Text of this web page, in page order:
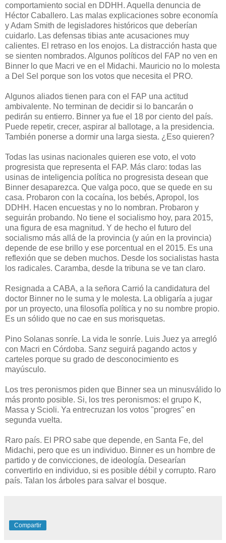
comportamiento social en DDHH. Aquella denuncia de
Héctor Caballero. Las malas explicaciones sobre economía
y Adam Smith de legisladores históricos que deberían
cuidarlo. Las defensas tibias ante acusaciones muy
calientes. El retraso en los enojos. La distracción hasta que
se sienten nombrados. Algunos políticos del FAP no ven en
Binner lo que Macri ve en el Midachi. Mauricio no lo molesta
a Del Sel porque son los votos que necesita el PRO.
Algunos aliados tienen para con el FAP una actitud
ambivalente. No terminan de decidir si lo bancarán o
pedirán su entierro. Binner ya fue el 18 por ciento del país.
Puede repetir, crecer, aspirar al ballotage, a la presidencia.
También ponerse a dormir una larga siesta. ¿Eso quieren?
Todas las usinas nacionales quieren ese voto, el voto
progresista que representa el FAP. Más claro: todas las
usinas de inteligencia política no progresista desean que
Binner desaparezca. Que valga poco, que se quede en su
casa. Probaron con la cocaína, los bebés, Apropol, los
DDHH. Hacen encuestas y no lo nombran. Probaron y
seguirán probando. No tiene el socialismo hoy, para 2015,
una figura de esa magnitud. Y de hecho el futuro del
socialismo más allá de la provincia (y aún en la provincia)
depende de ese brillo y ese porcentual en el 2015. Es una
reflexión que se deben muchos. Desde los socialistas hasta
los radicales. Caramba, desde la tribuna se ve tan claro.
Resignada a CABA, a la señora Carrió la candidatura del
doctor Binner no le suma y le molesta. La obligaría a jugar
por un proyecto, una filosofía política y no su nombre propio.
Es un sólido que no cae en sus morisquetas.
Pino Solanas sonríe. La vida le sonríe. Luis Juez ya arregló
con Macri en Córdoba. Sanz seguirá pagando actos y
carteles porque su grado de desconocimiento es
mayúsculo.
Los tres peronismos piden que Binner sea un minusválido lo
más pronto posible. Si, los tres peronismos: el grupo K,
Massa y Scioli. Ya entrecruzan los votos "progres" en
segunda vuelta.
Raro país. El PRO sabe que depende, en Santa Fe, del
Midachi, pero que es un individuo. Binner es un hombre de
partido y de convicciones, de ideología. Desearían
convertirlo en individuo, si es posible débil y corrupto. Raro
país. Talan los árboles para salvar el bosque.
Compartir